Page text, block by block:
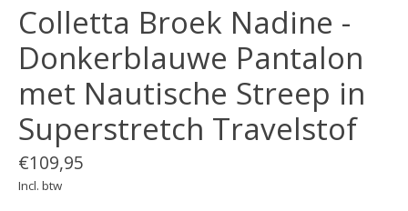
Colletta Broek Nadine -
Donkerblauwe Pantalon
met Nautische Streep in
Superstretch Travelstof
€109,95
Incl. btw